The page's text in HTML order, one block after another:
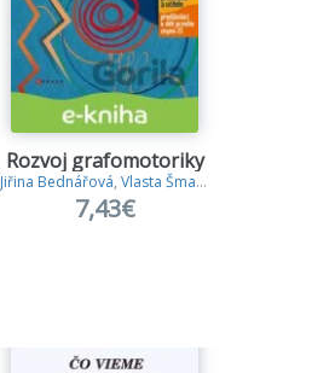
Rozvoj grafomotoriky
Jiřina Bednářová, Vlasta Šmardová
7,43€